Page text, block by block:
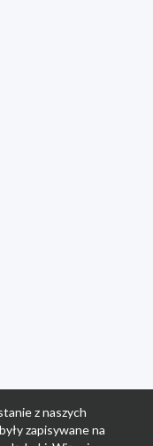
z naszych
zapisywane na